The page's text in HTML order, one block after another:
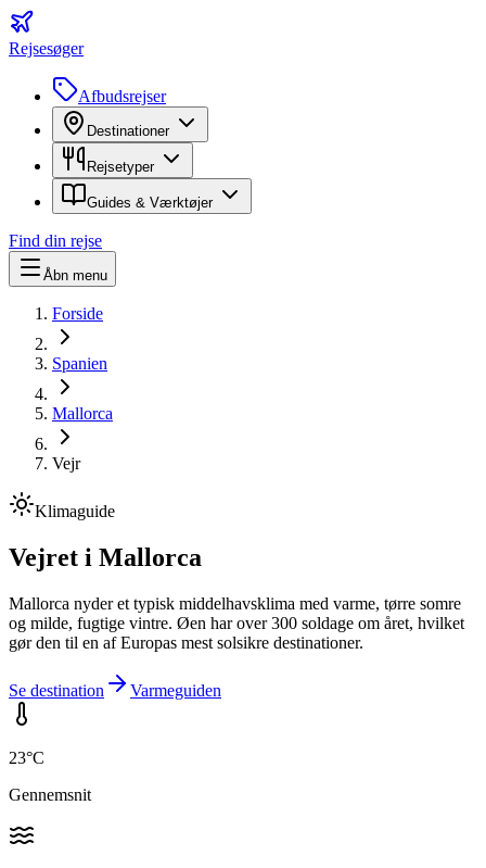
Rejsesøger
Afbudsrejser
Destinationer
Rejsetyper
Guides & Værktøjer
Find din rejse
Åbn menu
Forside
Spanien
Mallorca
Vejr
Klimaguide
Vejret i Mallorca
Mallorca nyder et typisk middelhavsklima med varme, tørre somre
og milde, fugtige vintre. Øen har over 300 soldage om året, hvilket
gør den til en af Europas mest solsikre destinationer.
Se destination Varmeguiden
23°C
Gennemsnit